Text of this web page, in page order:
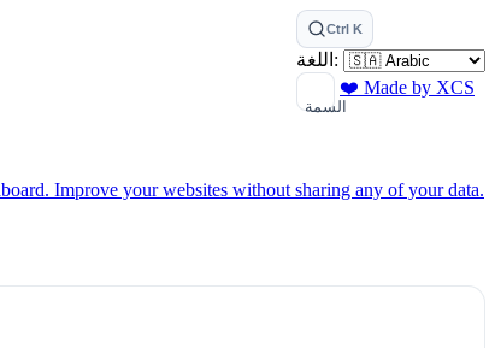
Ctrl K
اللغة:
السمة
❤️ Made by XCS
Improve your websites without sharing any of your data.